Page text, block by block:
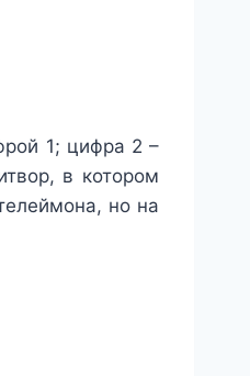
1; цифра 2 –
в котором
но на